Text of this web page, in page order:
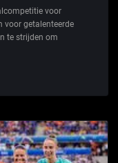
voor
voor getalenteerde
te strijden om